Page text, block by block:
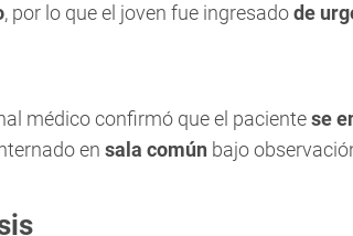
, por lo que el joven fue ingresadode
médico confirmó que el pacientese
en sala común bajo